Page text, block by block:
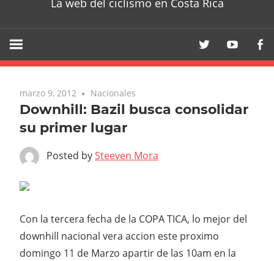
La web del ciclismo en Costa Rica
marzo 9, 2012 Nacionales
Downhill: Bazil busca consolidar
su primer lugar
Posted bySteeven Mora
Con la tercera fecha de la COPA TICA, lo mejor del
downhill nacional vera accion este proximo
domingo 11 de Marzo apartir de las 10am en la